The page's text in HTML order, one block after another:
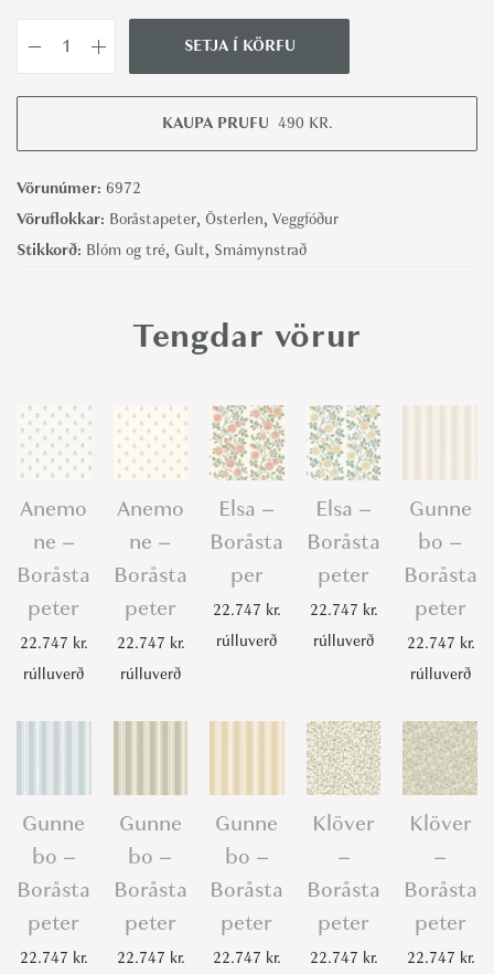
m
o
n
e
s
t
t
e
r
q
t
i
t
y
SETJA Í KÖRFU
KAUPA PRUFU 490 KR.
Vörunúmer: 6972
Vöruflokkar: Boråstapeter, Österlen, Veggfóður
Stikkorð: Blóm og tré, Gult, Smámynstrað
Tengdar vörur
Anemo
ne –
Boråsta
peter
22.747 kr.
rúlluverð
Anemo
ne –
Boråsta
peter
22.747 kr.
rúlluverð
Elsa –
Boråsta
per
22.747 kr.
rúlluverð
Elsa –
Boråsta
peter
22.747 kr.
rúlluverð
Gunne
bo –
Boråsta
peter
22.747 kr.
rúlluverð
Gunne
bo –
Boråsta
peter
22.747 kr.
Gunne
bo –
Boråsta
peter
22.747 kr.
Gunne
bo –
Boråsta
peter
22.747 kr.
Klöver
–
Boråsta
peter
22.747 kr.
Klöver
–
Boråsta
peter
22.747 kr.